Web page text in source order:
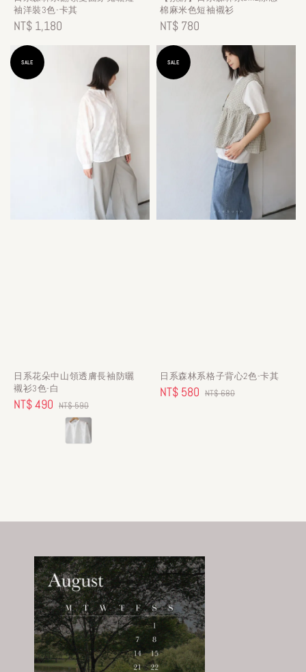
袖洋裝3色-卡其
Regular
price
NT$ 1,180
棉麻米色短袖襯衫
Regular
price
NT$ 780
SALE
日系花朵中山領透膚長袖防曬
襯衫3色-白
Sale
NT$ 490 Regular
price
NT$ 590
SALE
日系森林系格子背心2色-卡其
Sale
NT$ 580 Regular
NT$ 680